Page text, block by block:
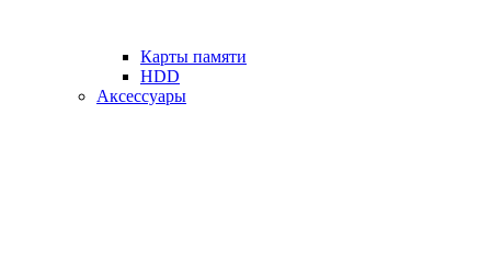
Карты памяти
HDD
Аксессуары